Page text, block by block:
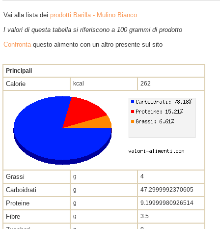
Vai alla lista dei prodotti Barilla - Mulino Bianco
I valori di questa tabella si riferiscono a 100 grammi di prodotto
Confrontaquesto alimento con un altro presente sul sito
Principali
Calorie kcal 262
Grassi g 4
Carboidrati g 47.2999992370605
Proteine g 9.19999980926514
Fibre g 3.5